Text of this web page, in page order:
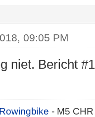
09:05 PM
niet. Bericht
- M5